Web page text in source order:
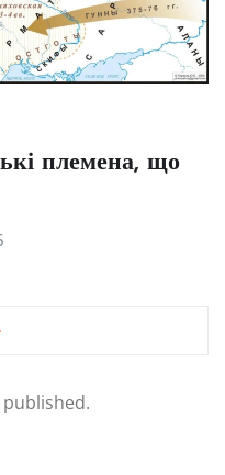
племена, що